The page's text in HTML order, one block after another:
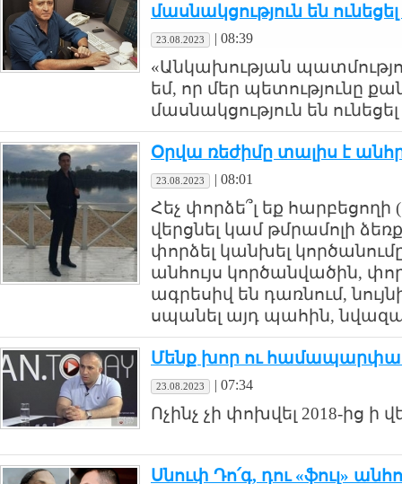
մասնակցություն են
23.08.2023 | 08:39
«Անկախության
եմ, որ մեր պետությունը
մասնակցություն են
Օրվա ռեժիմը տալիս է
23.08.2023 | 08:01
Հեչ փորձե՞լ եք հարբեցողի
վերցնել կամ թմրամոլի
փորձել կանխել
անհույս կործանվածին,
ագրեսիվ են դառնում,
սպանել այդ պահին,
Մենք խոր ու
23.08.2023 | 07:34
Ոչինչ չի փոխվել 2018-ից ի
Սնուփ Դո՛գ, դու «ֆուլ»